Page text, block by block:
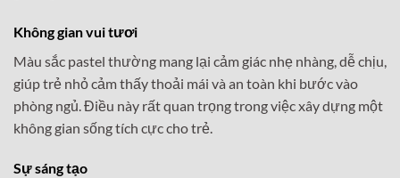
Không gian vui tươi
Màu sắc pastel thường mang lại cảm giác nhẹ nhàng, dễ chịu,
giúp trẻ nhỏ cảm thấy thoải mái và an toàn khi bước vào
phòng ngủ. Điều này rất quan trọng trong việc xây dựng một
không gian sống tích cực cho trẻ.
Sự sáng tạo